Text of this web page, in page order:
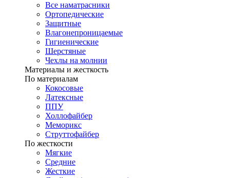
Все наматрасники
Ортопедические
Защитные
Влагонепроницаемые
Гигиенические
Шерстяные
Чехлы на молнии
Материалы и жесткость
По материалам
Кокосовые
Латексные
ППУ
Холлофайбер
Меморикс
Струттофайбер
По жесткости
Мягкие
Средние
Жесткие